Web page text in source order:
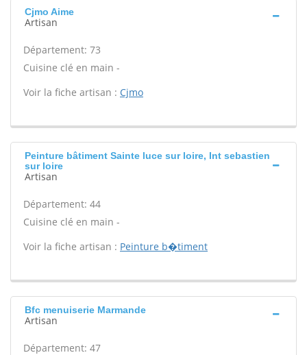
Cjmo Aime
Artisan
Département: 73
Cuisine clé en main -
Voir la fiche artisan : Cjmo
Peinture bâtiment Sainte luce sur loire, Int sebastien
sur loire
Artisan
Département: 44
Cuisine clé en main -
Voir la fiche artisan : Peinture b�timent
Bfc menuiserie Marmande
Artisan
Département: 47